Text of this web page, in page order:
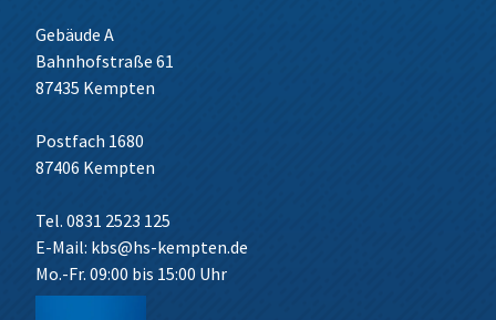
Gebäude A
Bahnhofstraße 61
87435 Kempten
Postfach 1680
87406 Kempten
Tel. 0831 2523 125
E-Mail: kbs@hs-kempten.de
Mo.-Fr. 09:00 bis 15:00 Uhr